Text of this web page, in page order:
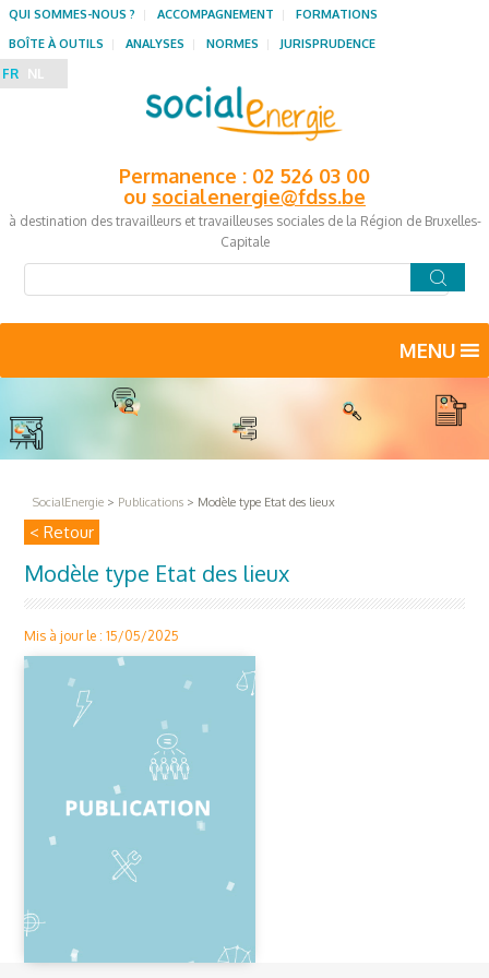
Permanence : 02 526 03 00
ou socialenergie@fdss.be
à destination des travailleurs et travailleuses sociales de la Région de Bruxelles-
Capitale
QUI SOMMES-NOUS ? ACCOMPAGNEMENT
FORMATIONS
BOÎTE À OUTILS
ANALYSES NORMES JURISPRUDENCE
FR NL
MENU
SocialEnergie > Publications > Modèle type Etat des lieux
< Retour
Modèle type Etat des lieux
Mis à jour le : 15/05/2025